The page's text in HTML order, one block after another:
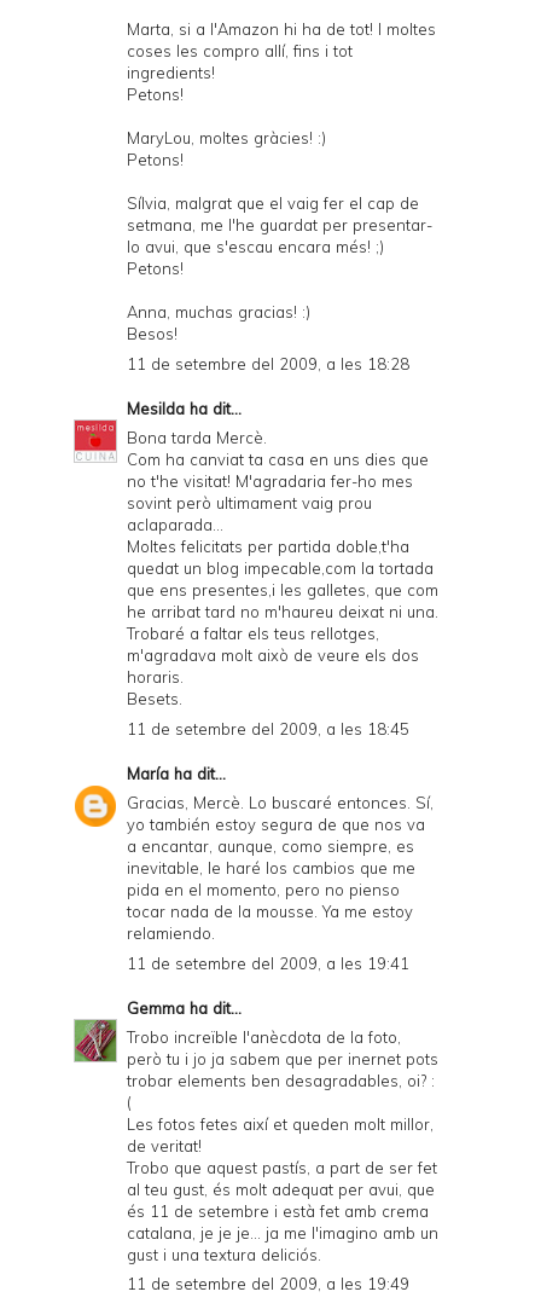
Marta, si a l'Amazon hi ha de tot! I moltes
coses les compro allí, fins i tot
ingredients!
Petons!
MaryLou, moltes gràcies! :)
Petons!
Sílvia, malgrat que el vaig fer el cap de
setmana, me l'he guardat per presentar-
lo avui, que s'escau encara més! ;)
Petons!
Anna, muchas gracias! :)
Besos!
11 de setembre del 2009, a les 18:28
Mesilda ha dit...
Bona tarda Mercè.
Com ha canviat ta casa en uns dies que
no t'he visitat! M'agradaria fer-ho mes
sovint però ultimament vaig prou
aclaparada...
Moltes felicitats per partida doble,t'ha
quedat un blog impecable,com la tortada
que ens presentes,i les galletes, que com
he arribat tard no m'haureu deixat ni una.
Trobaré a faltar els teus rellotges,
m'agradava molt això de veure els dos
horaris.
Besets.
11 de setembre del 2009, a les 18:45
María ha dit...
Gracias, Mercè. Lo buscaré entonces. Sí,
yo también estoy segura de que nos va
a encantar, aunque, como siempre, es
inevitable, le haré los cambios que me
pida en el momento, pero no pienso
tocar nada de la mousse. Ya me estoy
relamiendo.
11 de setembre del 2009, a les 19:41
Gemma ha dit...
Trobo increïble l'anècdota de la foto,
però tu i jo ja sabem que per inernet pots
trobar elements ben desagradables, oi? :
(
Les fotos fetes així et queden molt millor,
de veritat!
Trobo que aquest pastís, a part de ser fet
al teu gust, és molt adequat per avui, que
és 11 de setembre i està fet amb crema
catalana, je je je... ja me l'imagino amb un
gust i una textura deliciós.
11 de setembre del 2009, a les 19:49